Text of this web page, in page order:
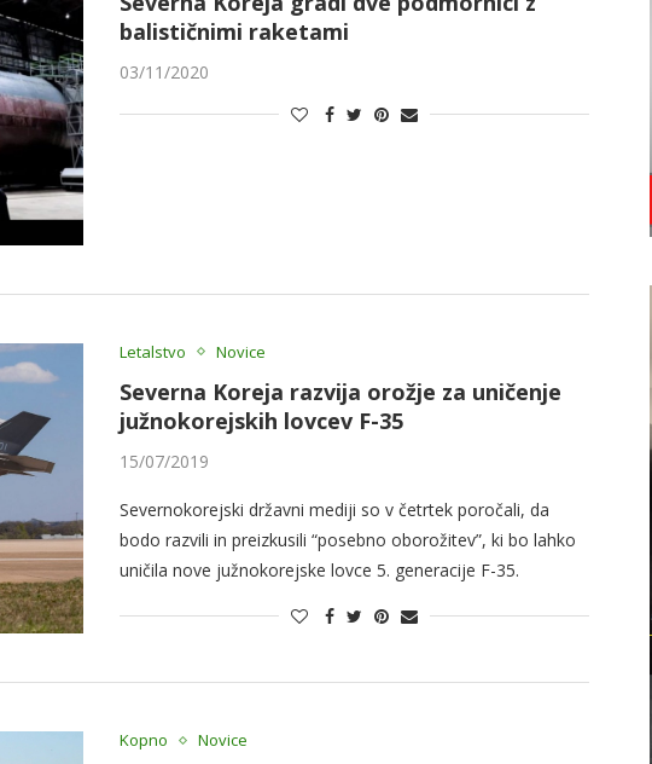
balističnimi raketami
03/11/2020
Letalstvo Novice
Severna Koreja razvija orožje za uničenje
južnokorejskih lovcev F-35
15/07/2019
Severnokorejski državni mediji so v četrtek poročali, da
bodo razvili in preizkusili “posebno oborožitev”, ki bo lahko
uničila nove južnokorejske lovce 5. generacije F-35.
Kopno Novice